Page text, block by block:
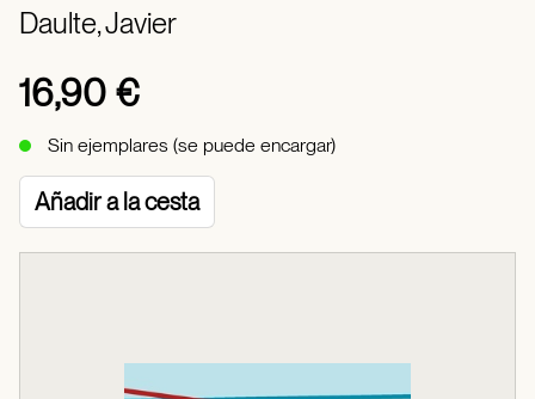
Daulte, Javier
16,90 €
Sin ejemplares (se puede encargar)
Añadir a la cesta